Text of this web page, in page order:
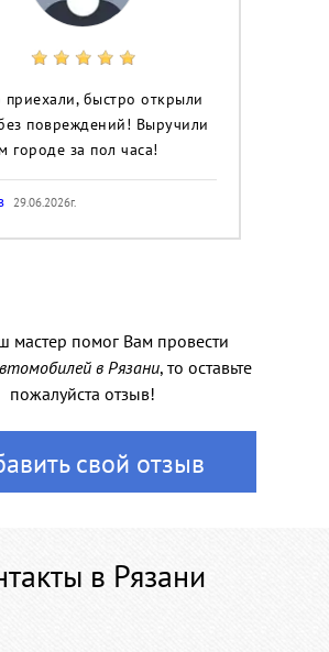
приехали, быстро открыли
повреждений! Выручили
городе за пол часа!
29.06.2026г.
мастер помог Вам провести
в Рязани, то оставьте
пожалуйста отзыв!
свой отзыв
в Рязани